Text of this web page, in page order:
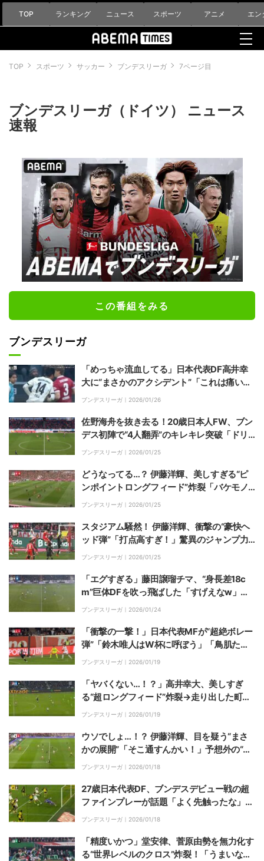
TOP ランキング ニュース スポーツ アニメ エン
TOP スポーツ サッカー ブンデスリーガ 7ページ目
ブンデスリーガ（ドイツ） ニュース
速報
この番組をみる
ブンデスリーガ
「めっちゃ流血してる」日本代表DF高井幸
大に“まさかのアクシデント”「これは痛い
わ」ボール処理直後に相手選手に激突
ブンデスリーガ｜ 2026/01/26
佐野海舟を抜き去る！20歳日本人FW、ブン
デス初陣で“4人翻弄”のキレキレ突破「ドリ
ブルも上手なのか」「可能性を感じる」塩貝
ブンデスリーガ｜ 2026/01/25
どうなってる…？ 伊藤洋輝、美しすぎる“ピ
ンポイントロングフィード”炸裂「バケモノ
やん」ピッチ幅を最大に使った“高精度サイ
ブンデスリーガ｜ 2026/01/25
スタジアム騒然！ 伊藤洋輝、衝撃の“豪快ヘ
ッド弾”「打点高すぎ！」驚異のジャンプ力
→194センチDFの上から叩きつける「完璧だ
ブンデスリーガ｜ 2026/01/25
「エグすぎる」藤田譲瑠チマ、“身長差18c
m”巨体DFを吹っ飛ばした「すげえなw」急
加速→電光石火のハードディフェンス炸裂
ブンデスリーガ｜ 2026/01/24
「衝撃の一撃！」日本代表MFが“超絶ボレー
弾”「鈴木唯人はW杯に呼ぼう」「鳥肌たっ
たわ」投入4分後の大仕事にファン大興奮
ブンデスリーガ｜ 2026/01/19
「ヤバくない…！？」高井幸大、美しすぎ
る“超ロングフィード”炸裂→走り出した町野
修斗に”ピンポイントパス”「セクシーすぎ
ブンデスリーガ｜ 2026/01/19
ウソでしょ…！？ 伊藤洋輝、目を疑う“まさ
かの展開”「そこ通すんかい！」予想外の“グ
ラウンダークロス”にスタジアム騒然「すげ
ブンデスリーガ｜ 2026/01/18
27歳日本代表DF、ブンデスデビュー戦の超
ファインプレーが話題「よく先触ったな」
「ナイスディフェンス」絶体絶命のピンチで
ブンデスリーガ｜ 2026/01/18
「精度いかつ」堂安律、菅原由勢を無力化す
る“世界レベルのクロス”炸裂！「うまいな